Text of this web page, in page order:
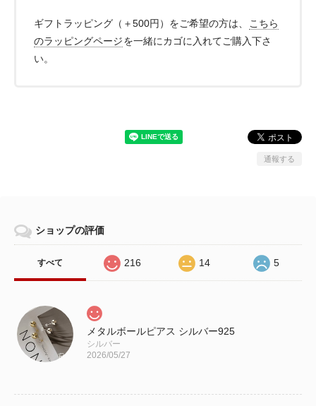
ギフトラッピング（＋500円）をご希望の方は、
こちら
のラッピングページを一緒にカゴに入れてご購入下さ
い。
通報する
ショップの評価
すべて 216 14 5
メタルボールピアス シルバー925
シルバー
2026/05/27